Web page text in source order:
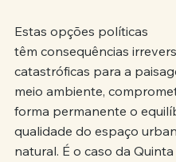
Estas opções políticas
têm consequências
catastróficas para a
meio ambiente,
forma permanente o
qualidade do espaço
natural. É o caso da